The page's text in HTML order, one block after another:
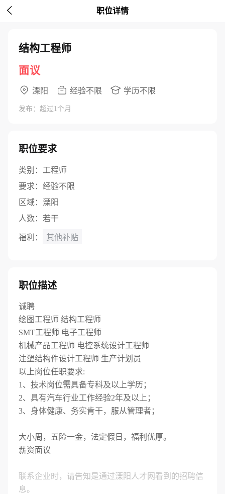
 职位详情
结构工程师
面议
溧阳 经验不限 学历不限
发布：超过1个月
职位要求
类别： 工程师
要求： 经验不限
区域： 溧阳
人数： 若干
福利： 其他补贴
职位描述
诚聘
绘图工程师 结构工程师
SMT工程师 电子工程师
机械产品工程师 电控系统设计工程师
注塑结构件设计工程师 生产计划员
以上岗位任职要求:
1、技术岗位需具备专科及以上学历；
2、具有汽车行业工作经验2年及以上；
3、身体健康、务实肯干，服从管理者；
大小周，五险一金，法定假日，福利优厚。
薪资面议
联系企业时，请告知是通过溧阳人才网看到的招聘信
息。